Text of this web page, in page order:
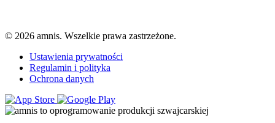
© 2026 amnis. Wszelkie prawa zastrzeżone.
Ustawienia prywatności
Regulamin i polityka
Ochrona danych